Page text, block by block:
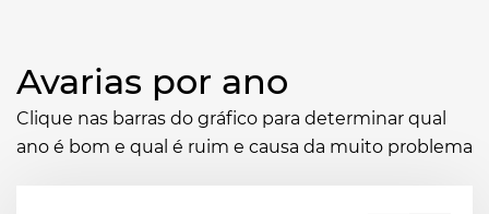
Avarias por ano
Clique nas barras do gráfico para determinar qual
ano é bom e qual é ruim e causa da muito problema